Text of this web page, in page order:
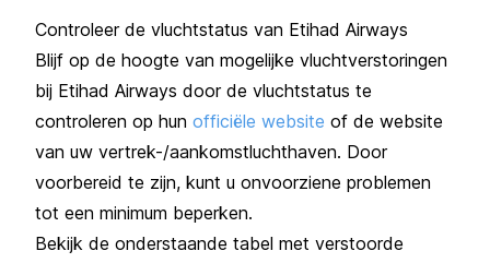
Controleer de vluchtstatus van Etihad Airways
Blijf op de hoogte van mogelijke vluchtverstoringen
bij Etihad Airways door de vluchtstatus te
controleren op hun officiële website of de website
van uw vertrek-/aankomstluchthaven. Door
voorbereid te zijn, kunt u onvoorziene problemen
tot een minimum beperken.
Bekijk de onderstaande tabel met verstoorde